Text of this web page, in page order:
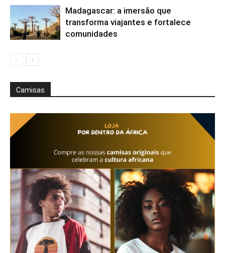
Madagascar: a imersão que
transforma viajantes e fortalece
comunidades
Camisas